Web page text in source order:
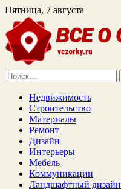
Пятница, 7 августа
Найти:
Недвижимость
Строительство
Материалы
Ремонт
Дизайн
Интерьеры
Мебель
Коммуникации
Ландшафтный дизайн